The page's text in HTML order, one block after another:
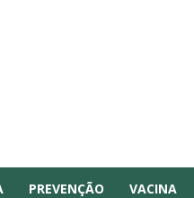
PREVENÇÃO VACINA